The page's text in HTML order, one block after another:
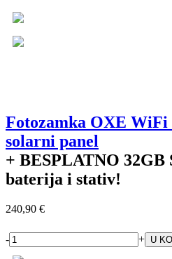
Fotozamka OXE WiFi
solarni panel
+ BESPLATNO 32GB
baterija i stativ!
240,90 €
- +